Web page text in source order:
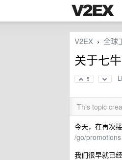
V2EX › 全球
关于七
5
This topic
今天，在再次
/go/promotions
我们很早就已